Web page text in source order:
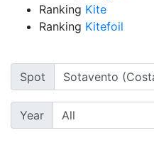
Ranking Kite
Ranking Kitefoil
Spot
Year